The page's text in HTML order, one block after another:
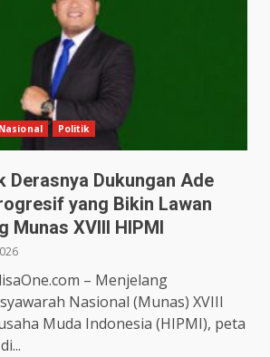
Nasional Politik
Derasnya Dukungan Ade
yang Bikin Lawan
Munas XVIII HIPMI
– Menjelang
Nasional (Munas) XVIII
Muda Indonesia (HIPMI), peta